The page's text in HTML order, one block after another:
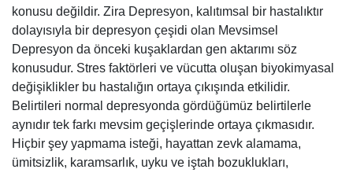
konusu değildir. Zira Depresyon, kalıtımsal bir hastalıktır
dolayısıyla bir depresyon çeşidi olan Mevsimsel
Depresyon da önceki kuşaklardan gen aktarımı söz
konusudur. Stres faktörleri ve vücutta oluşan biyokimyasal
değişiklikler bu hastalığın ortaya çıkışında etkilidir.
Belirtileri normal depresyonda gördüğümüz belirtilerle
aynıdır tek farkı mevsim geçişlerinde ortaya çıkmasıdır.
Hiçbir şey yapmama isteği, hayattan zevk alamama,
ümitsizlik, karamsarlık, uyku ve iştah bozuklukları,